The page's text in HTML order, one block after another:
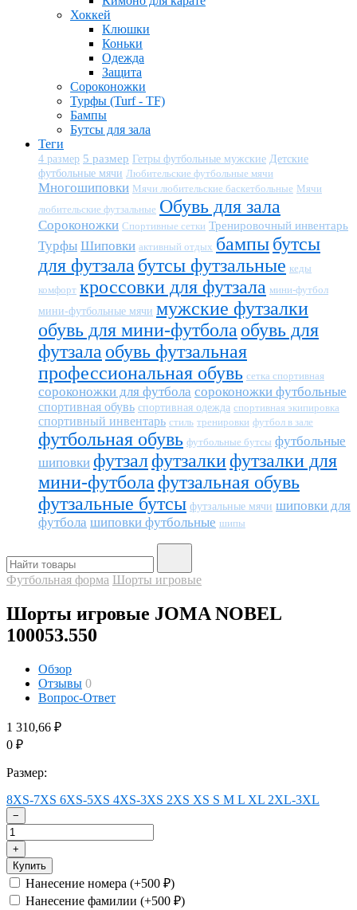
Хоккей
Клюшки
Коньки
Одежда
Защита
Сороконожки
Турфы (Turf - TF)
Бампы
Бутсы для зала
Теги
4 размер 5 размер Гетры футбольные мужские Детские
футбольные мячи Любительские футбольные мячи
Многошиповки Мячи любительские баскетбольные Мячи
любительские футзальные Обувь для зала
Сороконожки Спортивные сетки Тренировочный инвентарь
Турфы Шиповки активный отдых бампыбутсы
для футзала бутсы футзальные кеды
комфорт кроссовки для футзала мини-футбол
мини-футбольные мячи мужские футзалки
обувь для мини-футбола обувь для
футзала обувь футзальная
профессиональная обувь сетка спортивная
сороконожки для футбола сороконожки футбольные
спортивная обувь спортивная одежда спортивная экипировка
спортивный инвентарь стиль тренировки футбол в зале
футбольная обувь футбольные бутсы футбольные
шиповки футзалфутзалкифутзалки для
мини-футбола футзальная обувь
футзальные бутсы футзальные мячи шиповки для
футбола шиповки футбольные шипы
Футбольная форма Шорты игровые
Шорты игровые JOMA NOBEL
100053.550
Обзор
Отзывы 0
Вопрос-Ответ
1 310,66 ₽
0 ₽
Размер:
8XS-7XS 6XS-5XS 4XS-3XS 2XS XS S M L XL 2XL-3XL
−
+
Купить
Нанесение номера (+500 ₽)
Нанесение фамилии (+500 ₽)